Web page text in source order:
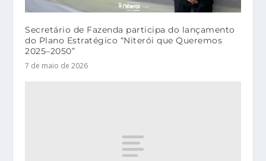
Secretário de Fazenda participa do lançamento
do Plano Estratégico “Niterói que Queremos
2025–2050”
7 de maio de 2026